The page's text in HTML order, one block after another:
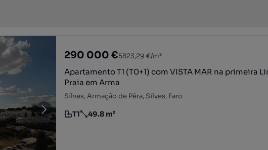
290 000 €5823,29 €/m²
Apartamento T1 (T0+1) com VISTA MAR na primeira
Praia em Arma
Silves, Armação de Pêra, Silves, Faro
Tipologia
T1
Preço por metro quadrado
49.8 m²